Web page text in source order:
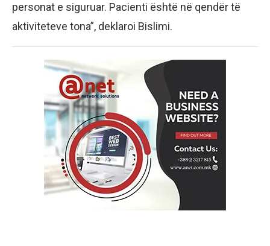
personat e siguruar. Pacienti është në qendër të
aktiviteteve tona”, deklaroi Bislimi.